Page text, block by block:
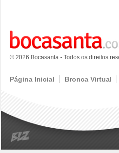
© 2026 Bocasanta - Todos os direitos
Página Inicial Bronca Virtual